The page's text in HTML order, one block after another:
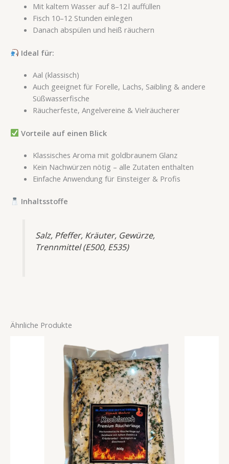
Mit kaltem Wasser auf 8–12 l auffüllen
Fisch 10–12 Stunden einlegen
Danach abspülen und heiß räuchern
Ideal für:
Aal (klassisch)
Auch geeignet für Forelle, Lachs, Saibling & andere
Süßwasserfische
Räucherfeste, Angelvereine & Vielräucherer
Vorteile auf einen Blick
Klassisches Aroma mit goldbraunem Glanz
Kein Nachwürzen nötig – alle Zutaten enthalten
Einfache Anwendung für Einsteiger & Profis
Inhaltsstoffe
Salz, Pfeffer, Kräuter, Gewürze,
Trennmittel (E500, E535)
Ähnliche Produkte